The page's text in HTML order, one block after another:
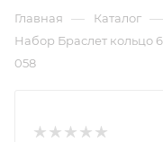
Главная — Каталог —
Набор Браслет кольцо
058